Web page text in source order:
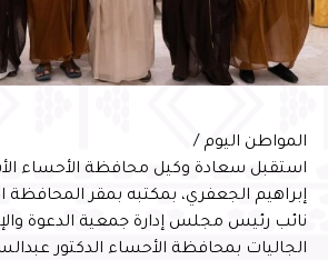
المواطن اليوم /
استقبل سعادة وكيل محافظة الأحساء
إبراهيم الجعفري، بمكتبه بمقر المحافظة
نائب رئيس مجلس إدارة جمعية الدعوة
الجاليات بمحافظة الأحساء الدكتور